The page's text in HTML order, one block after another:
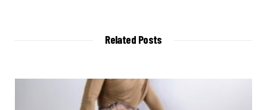
Related Posts